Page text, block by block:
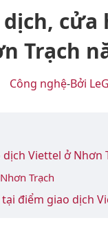
cửa
Trạch
Công nghệ-Bởi
Viettel ở Nhơn
Trạch
điểm giao dịch